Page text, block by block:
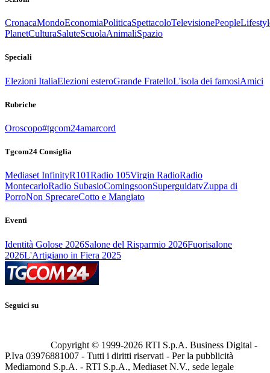
CronacaMondoEconomiaPoliticaSpettacoloTelevisionePeople
PlanetCulturaSaluteScuolaAnimaliSpazio
Speciali
Elezioni ItaliaElezioni esteroGrande FratelloL'isola dei famosiAmici
Rubriche
Oroscopo#tgcom24amarcord
Tgcom24 Consiglia
Mediaset InfinityR101Radio 105Virgin RadioRadio
MontecarloRadio SubasioComingsoonSuperguidatvZuppa di
PorroNon SprecareCotto e Mangiato
Eventi
Identità Golose 2026Salone del Risparmio 2026Fuorisalone
2026L'Artigiano in Fiera 2025
Seguici su
Copyright © 1999-2026 RTI S.p.A. Business Digital -
P.Iva 03976881007 - Tutti i diritti riservati - Per la pubblicità
Mediamond S.p.A. - RTI S.p.A., Mediaset N.V., sede legale